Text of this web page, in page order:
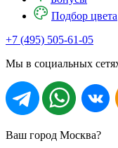
Подбор цвета
+7 (495) 505-61-05
Мы в социальных
Ваш город Москва?